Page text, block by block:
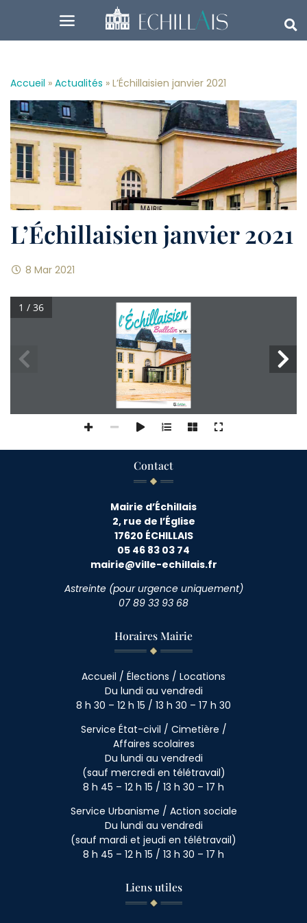
Accueil » Actualités » L’Échillaisien janvier 2021
L’Échillaisien janvier 2021
8 Mar 2021
1 / 36
Contact
Mairie d’Échillais
2, rue de l’Église
17620 ÉCHILLAIS
05 46 83 03 74
mairie@ville-echillais.fr
Astreinte (pour urgence uniquement)
07 89 33 93 68
Horaires Mairie
Accueil / Élections / Locations
Du lundi au vendredi
8 h 30 – 12 h 15 / 13 h 30 – 17 h 30
Service État-civil / Cimetière /
Affaires scolaires
Du lundi au vendredi
(sauf mercredi en télétravail)
8 h 45 – 12 h 15 / 13 h 30 – 17 h
Service Urbanisme / Action sociale
Du lundi au vendredi
(sauf mardi et jeudi en télétravail)
8 h 45 – 12 h 15 / 13 h 30 – 17 h
Liens utiles